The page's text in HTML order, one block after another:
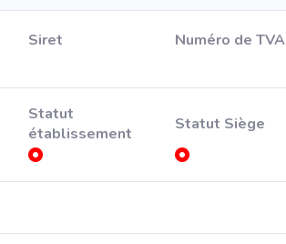
Siret
Numéro de TVA
Statut
établissement
Statut Siège